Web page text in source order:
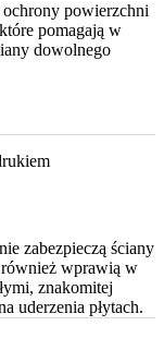
powierzchni
pomagają w
dowolnego
zabezpieczą ściany
wprawią w
znakomitej
uderzenia płytach.